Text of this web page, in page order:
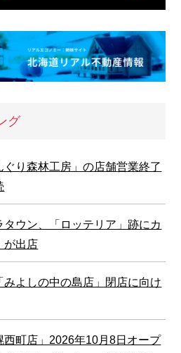
グ
り森林工房」の店舗営業終了
ウン、「ロッテリア」跡にカ
が出店
みよしの中の島店」閉店に向け
西町店」2026年10月8日オープ